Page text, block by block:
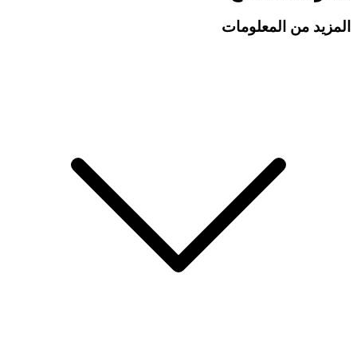
المزيد من المعلومات